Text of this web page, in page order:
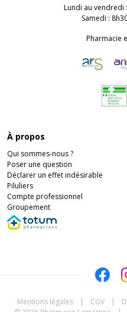
Lundi au vendredi
Samedi :
Pharmacie
À propos
Qui sommes-nous ?
Poser une question
Déclarer un effet indésirable
Piluliers
Compte professionnel
Groupement
Mentions légales | CGV |